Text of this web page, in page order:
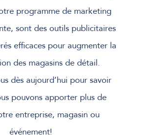
programme de marketing
sont des outils publicitaires
efficaces pour augmenter la
des magasins de détail.
dès aujourd’hui pour savoir
pouvons apporter plus de
entreprise, magasin ou
événement!